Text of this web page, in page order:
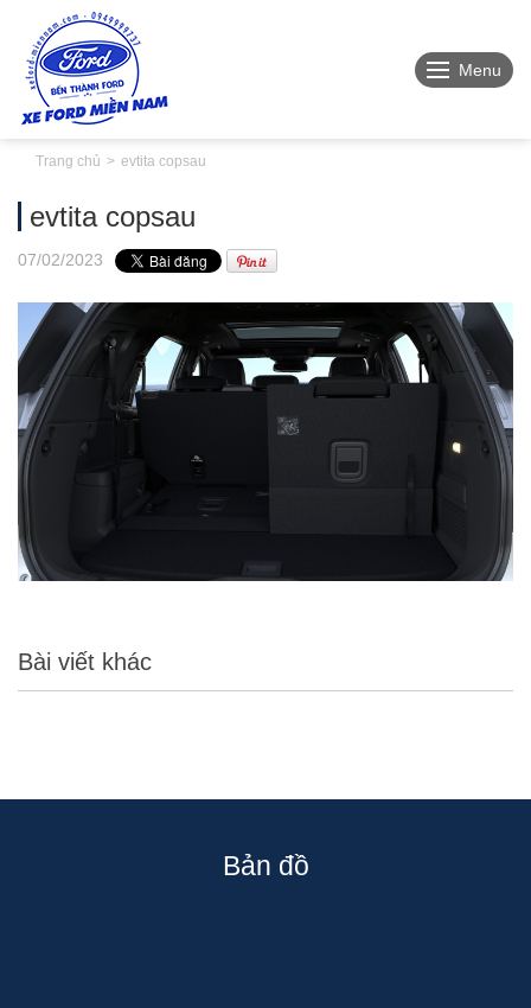
Menu
Trang chủ evtita copsau
evtita copsau
07/02/2023
Bài viết khác
Bản đồ